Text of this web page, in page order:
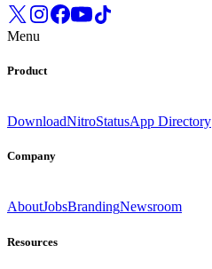
Menu
Product
DownloadNitroStatusApp Directory
Company
AboutJobsBrandingNewsroom
Resources